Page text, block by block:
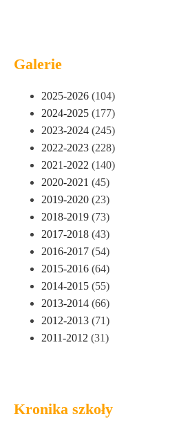
Galerie
2025-2026 (104)
2024-2025 (177)
2023-2024 (245)
2022-2023 (228)
2021-2022 (140)
2020-2021 (45)
2019-2020 (23)
2018-2019 (73)
2017-2018 (43)
2016-2017 (54)
2015-2016 (64)
2014-2015 (55)
2013-2014 (66)
2012-2013 (71)
2011-2012 (31)
Kronika szkoły